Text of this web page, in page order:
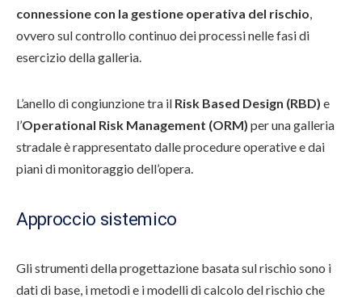
connessione con la gestione operativa del rischio
ovvero sul controllo continuo dei processi nelle fasi di
esercizio della galleria.
L’anello di congiunzione tra il Risk Based Design (RBD) e
l’Operational Risk Management (ORM) per una galleria
stradale è rappresentato dalle procedure operative e dai
piani di monitoraggio dell’opera.
Approccio sistemico
Gli strumenti della progettazione basata sul rischio sono i
dati di base, i metodi e i modelli di calcolo del rischio che